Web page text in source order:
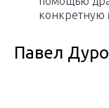
конкретную
Павел